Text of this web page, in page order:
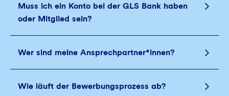
Muss ich ein Konto bei der GLS Bank haben
oder Mitglied sein?
Wer sind meine Ansprechpartner*innen?
Wie läuft der Bewerbungsprozess ab?